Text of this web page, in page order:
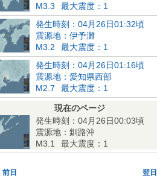
M3.3
最大震度：1
発生時刻：04月26日01:32頃
震源地：伊予灘
M3.2
最大震度：1
発生時刻：04月26日01:16頃
震源地：愛知県西部
M2.7
最大震度：1
現在のページ
発生時刻：04月26日00:03頃
震源地：釧路沖
M3.1
最大震度：1
前日 翌日